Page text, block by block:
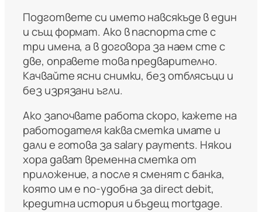
Подгответе си името навсякъде в един
и същ формат. Ако в паспорта сте с
три имена, а в договора за наем сте с
две, оправете това предварително.
Качвайте ясни снимки, без отблясъци и
без изрязани ъгли.
Ако започвате работа скоро, кажете на
работодателя каква сметка имате и
дали е готова за salary payments. Някои
хора дават временна сметка от
приложение, а после я сменят с банка,
която им е по-удобна за direct debit,
кредитна история и бъдещ mortgage.